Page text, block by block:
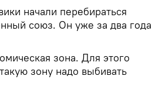
начали перебираться
союз. Он уже за два года
зона. Для этого
зону надо выбивать